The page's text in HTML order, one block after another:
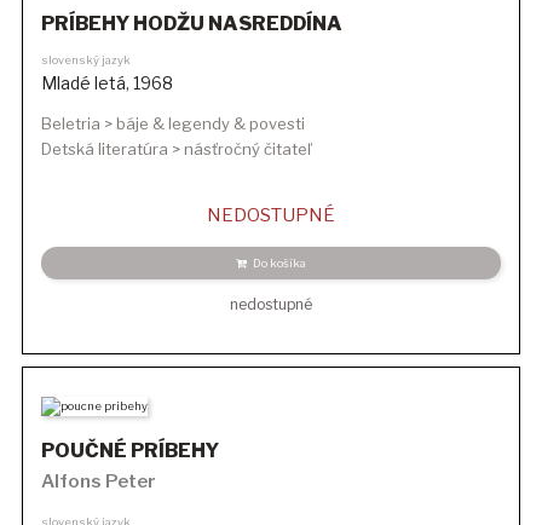
PRÍBEHY HODŽU NASREDDÍNA
slovenský jazyk
Mladé letá, 1968
Beletria > báje & legendy & povesti
Detská literatúra > násťročný čitateľ
NEDOSTUPNÉ
Do košíka
nedostupné
POUČNÉ PRÍBEHY
Alfons Peter
slovenský jazyk